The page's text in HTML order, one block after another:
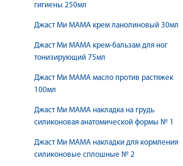
гигиены 250мл
Джаст Ми МАМА крем ланолиновый 30мл
Джаст Ми МАМА крем-бальзам для ног
тонизирующий 75мл
Джаст Ми МАМА масло против растяжек
100мл
Джаст Ми МАМА накладка на грудь
силиконовая анатомической формы № 1
Джаст Ми МАМА накладки для кормления
силиконовые сплошные № 2